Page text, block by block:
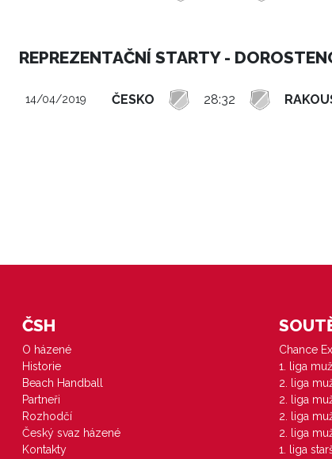
REPREZENTAČNÍ STARTY -
14/04/2019 ČESKO 28:32
ČSH
O házené
Historie
Beach Handball
Partneři
Rozhodčí
Český svaz házené
Kontakty
Chance
1. liga
2. liga
2. liga
2. liga
2. liga
1. liga